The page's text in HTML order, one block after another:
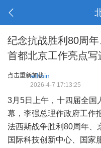
纪念抗战胜利80周
首都北京工作亮点写
点击重新加载
admin
2026-4-7 17:13:25
3月5日上午，十四届全国
幕，李强总理作政府工作
法西斯战争胜利80周年、
国际科技创新中心、国家